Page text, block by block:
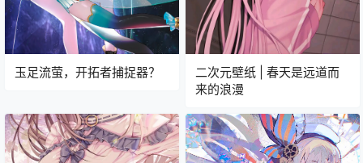
玉足流萤，开拓者捕捉器？
二次元壁纸 | 春天是远道而
来的浪漫